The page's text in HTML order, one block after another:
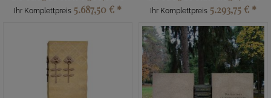
Ihr Komplettpreis 5.687,50 € * Ihr Komplettpreis 5.293,75 € *